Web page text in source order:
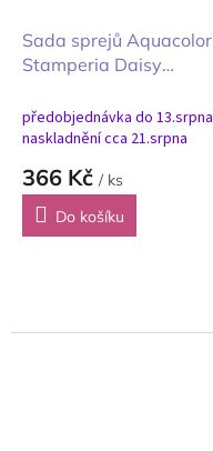
Sada sprejů Aquacolor
Stamperia Daisy
předobjednávka do 13.srpna
naskladnění cca 21.srpna
366 Kč / ks
Do košíku